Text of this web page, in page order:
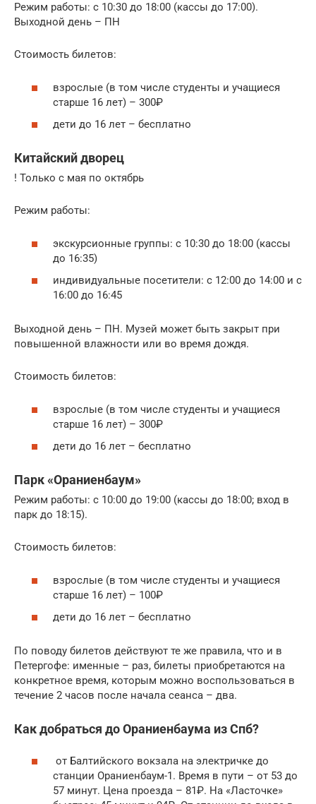
Режим работы: с 10:30 до 18:00 (кассы до 17:00).
Выходной день – ПН
Стоимость билетов:
взрослые (в том числе студенты и учащиеся
старше 16 лет) – 300₽
дети до 16 лет – бесплатно
Китайский дворец
! Только с мая по октябрь
Режим работы:
экскурсионные группы: с 10:30 до 18:00 (кассы
до 16:35)
индивидуальные посетители: с 12:00 до 14:00 и с
16:00 до 16:45
Выходной день – ПН. Музей может быть закрыт при
повышенной влажности или во время дождя.
Стоимость билетов:
взрослые (в том числе студенты и учащиеся
старше 16 лет) – 300₽
дети до 16 лет – бесплатно
Парк «Ораниенбаум»
Режим работы: с 10:00 до 19:00 (кассы до 18:00; вход в
парк до 18:15).
Стоимость билетов:
взрослые (в том числе студенты и учащиеся
старше 16 лет) – 100₽
дети до 16 лет – бесплатно
По поводу билетов действуют те же правила, что и в
Петергофе: именные – раз, билеты приобретаются на
конкретное время, которым можно воспользоваться в
течение 2 часов после начала сеанса – два.
Как добраться до Ораниенбаума из Спб?
от Балтийского вокзала на электричке до
станции Ораниенбаум-1. Время в пути – от 53 до
57 минут. Цена проезда – 81₽. На «Ласточке»